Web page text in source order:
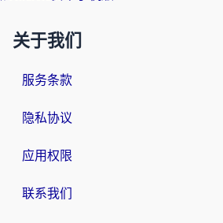
关于我们
服务条款
隐私协议
应用权限
联系我们